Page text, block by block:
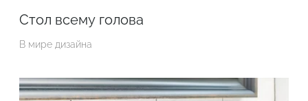
Стол всему голова
В мире дизайна